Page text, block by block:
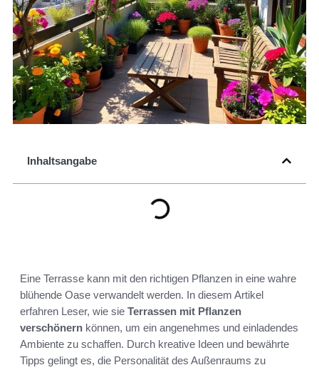
Inhaltsangabe
Eine Terrasse kann mit den richtigen Pflanzen in eine wahre
blühende Oase verwandelt werden. In diesem Artikel
erfahren Leser, wie sie Terrassen mit Pflanzen
verschönern können, um ein angenehmes und einladendes
Ambiente zu schaffen. Durch kreative Ideen und bewährte
Tipps gelingt es, die Personalität des Außenraums zu